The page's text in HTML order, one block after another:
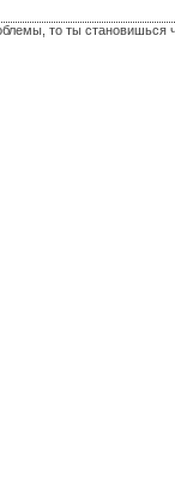
то ты становишься